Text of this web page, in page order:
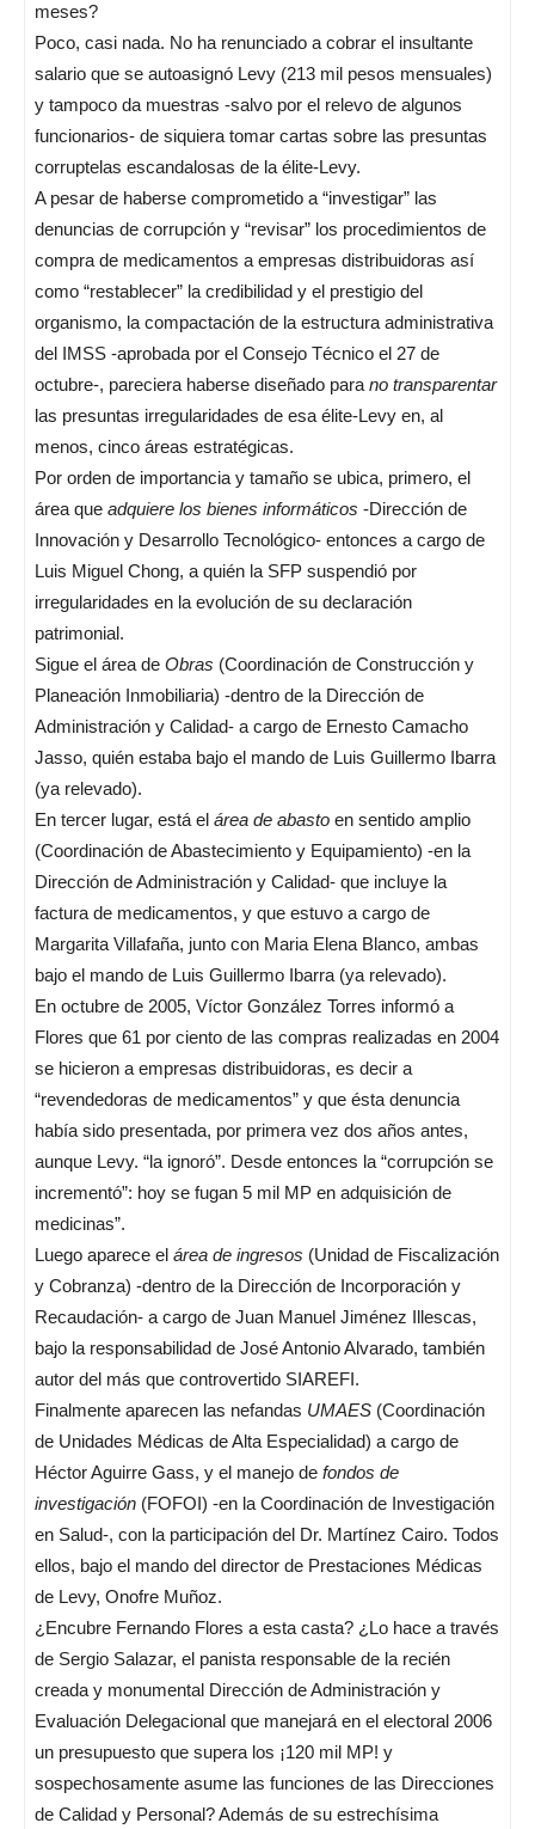
meses?
Poco, casi nada. No ha renunciado a cobrar el insultante
salario que se autoasignó Levy (213 mil pesos mensuales)
y tampoco da muestras -salvo por el relevo de algunos
funcionarios- de siquiera tomar cartas sobre las presuntas
corruptelas escandalosas de la élite-Levy.
A pesar de haberse comprometido a “investigar” las
denuncias de corrupción y “revisar” los procedimientos de
compra de medicamentos a empresas distribuidoras así
como “restablecer” la credibilidad y el prestigio del
organismo, la compactación de la estructura administrativa
del IMSS -aprobada por el Consejo Técnico el 27 de
octubre-, pareciera haberse diseñado para no transparentar
las presuntas irregularidades de esa élite-Levy en, al
menos, cinco áreas estratégicas.
Por orden de importancia y tamaño se ubica, primero, el
área que adquiere los bienes informáticos -Dirección de
Innovación y Desarrollo Tecnológico- entonces a cargo de
Luis Miguel Chong, a quién la SFP suspendió por
irregularidades en la evolución de su declaración
patrimonial.
Sigue el área de Obras (Coordinación de Construcción y
Planeación Inmobiliaria) -dentro de la Dirección de
Administración y Calidad- a cargo de Ernesto Camacho
Jasso, quién estaba bajo el mando de Luis Guillermo Ibarra
(ya relevado).
En tercer lugar, está el área de abasto en sentido amplio
(Coordinación de Abastecimiento y Equipamiento) -en la
Dirección de Administración y Calidad- que incluye la
factura de medicamentos, y que estuvo a cargo de
Margarita Villafaña, junto con Maria Elena Blanco, ambas
bajo el mando de Luis Guillermo Ibarra (ya relevado).
En octubre de 2005, Víctor González Torres informó a
Flores que 61 por ciento de las compras realizadas en 2004
se hicieron a empresas distribuidoras, es decir a
“revendedoras de medicamentos” y que ésta denuncia
había sido presentada, por primera vez dos años antes,
aunque Levy. “la ignoró”. Desde entonces la “corrupción se
incrementó”: hoy se fugan 5 mil MP en adquisición de
medicinas”.
Luego aparece el área de ingresos (Unidad de Fiscalización
y Cobranza) -dentro de la Dirección de Incorporación y
Recaudación- a cargo de Juan Manuel Jiménez Illescas,
bajo la responsabilidad de José Antonio Alvarado, también
autor del más que controvertido SIAREFI.
Finalmente aparecen las nefandas UMAES (Coordinación
de Unidades Médicas de Alta Especialidad) a cargo de
Héctor Aguirre Gass, y el manejo de fondos de
investigación (FOFOI) -en la Coordinación de Investigación
en Salud-, con la participación del Dr. Martínez Cairo. Todos
ellos, bajo el mando del director de Prestaciones Médicas
de Levy, Onofre Muñoz.
¿Encubre Fernando Flores a esta casta? ¿Lo hace a través
de Sergio Salazar, el panista responsable de la recién
creada y monumental Dirección de Administración y
Evaluación Delegacional que manejará en el electoral 2006
un presupuesto que supera los ¡120 mil MP! y
sospechosamente asume las funciones de las Direcciones
de Calidad y Personal? Además de su estrechísima